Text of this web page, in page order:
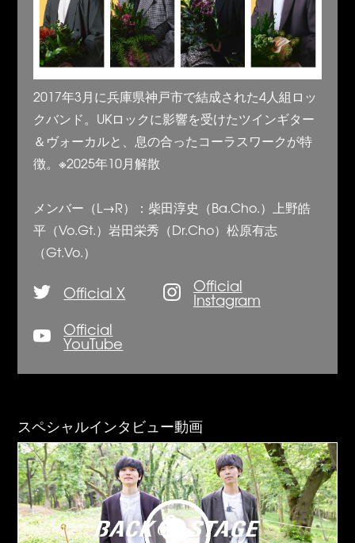
2017年3月に兵庫県神戸市で結成された4人組ロッ
クバンド。UKロックに影響を受けたツインギター
＆ヴォーカルと、息の合ったコーラスワークが特
徴。※2025年10月解散
メンバー（L→R）：柴田淳史（Ba.Cho.）上野皓
平（Vo.Gt.）岩田栄秀（Dr.Cho）松原有志
（Gt.Vo.）
Official X Official
Instagram
Official
YouTube
スペシャルインタビュー動画